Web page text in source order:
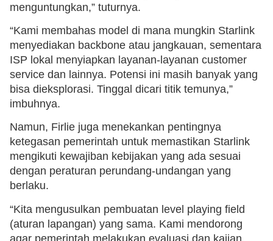
menguntungkan,” tuturnya.
“Kami membahas model di mana mungkin Starlink
menyediakan backbone atau jangkauan, sementara
ISP lokal menyiapkan layanan-layanan customer
service dan lainnya. Potensi ini masih banyak yang
bisa dieksplorasi. Tinggal dicari titik temunya,”
imbuhnya.
Namun, Firlie juga menekankan pentingnya
ketegasan pemerintah untuk memastikan Starlink
mengikuti kewajiban kebijakan yang ada sesuai
dengan peraturan perundang-undangan yang
berlaku.
“Kita mengusulkan pembuatan level playing field
(aturan lapangan) yang sama. Kami mendorong
agar pemerintah melakukan evaluasi dan kajian